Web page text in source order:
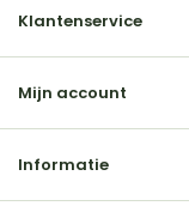
Klantenservice
Mijn account
Informatie